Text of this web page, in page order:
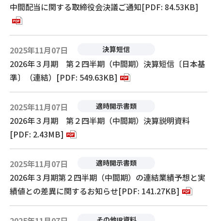
中間配当に関する取締役会決議ご通知[PDF: 84.53KB]
2025年11月07日 決算短信
2026年３月期 第２四半期（中間期）決算短信〔日本基
準〕（連結）[PDF: 549.63KB]
2025年11月07日 適時開示書類
2026年３月期 第２四半期（中間期）決算説明資料
[PDF: 2.43MB]
2025年11月07日 適時開示書類
2026年３月期第２四半期（中間期）の連結業績予想と実
績値との差異に関するお知らせ[PDF: 141.27KB]